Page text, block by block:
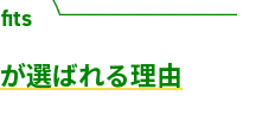
選ばれる理由